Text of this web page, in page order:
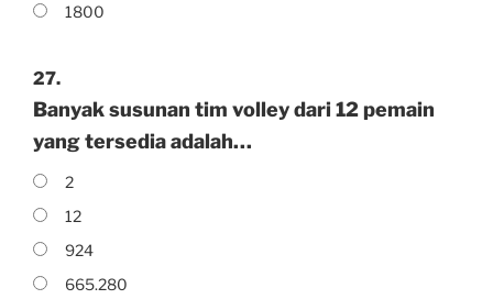
1800
27.
Banyak susunan tim volley dari 12 pemain
yang tersedia adalah…
2
12
924
665.280